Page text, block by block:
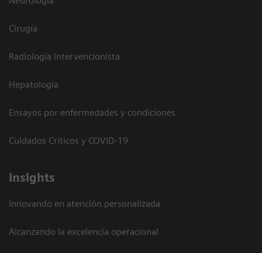
Cirugía
Radiología intervencionista
Hepatología
Ensayos por enfermedades y condiciones
Cuidados Críticos y COVID-19
Insights
Innovando en atención personalizada
Alcanzando la excelencia operacional